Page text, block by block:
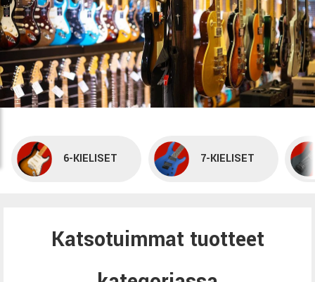
6-KIELISET 7-KIELISET
Katsotuimmat tuotteet